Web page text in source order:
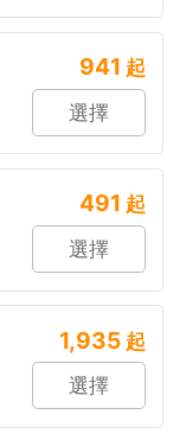
941 起
選擇
491 起
選擇
1,935 起
選擇